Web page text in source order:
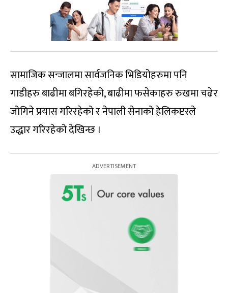
सामाजिक सन्जालमा सार्वजनिक भिडियोहरुमा पनि
गाडीहरु बाढीमा बगिरहेको, बाढीमा फसेकाहरु रुखमा चढेर
जोगिने प्रयास गरिरहेको र नेपाली सेनाको हेलिकप्टरले
उद्धार गरिरहेको देखिन्छ ।